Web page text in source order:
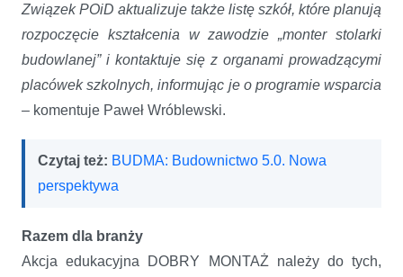
Związek POiD aktualizuje także listę szkół, które planują
rozpoczęcie kształcenia w zawodzie „monter stolarki
budowlanej” i kontaktuje się z organami prowadzącymi
placówek szkolnych, informując je o programie wsparcia
– komentuje Paweł Wróblewski.
Czytaj też: BUDMA: Budownictwo 5.0. Nowa
perspektywa
Razem dla branży
Akcja edukacyjna DOBRY MONTAŻ należy do tych,